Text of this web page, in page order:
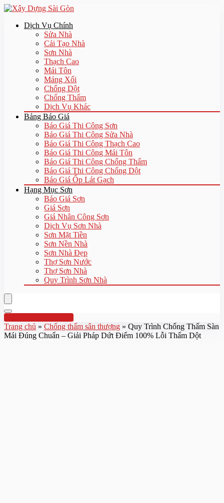
Dịch Vụ Chính
Sửa Nhà
Cải Tạo Nhà
Sơn Nhà
Thạch Cao
Mái Tôn
Máng Xối
Chống Dột
Chống Thấm
Dịch Vụ Khác
Bảng Báo Giá
Báo Giá Thi Công Sơn
Báo Giá Thi Công Sửa Nhà
Báo Giá Thi Công Thạch Cao
Báo Giá Thi Công Mái Tôn
Báo Giá Thi Công Chống Thấm
Báo Giá Thi Công Chống Dột
Báo Giá Ốp Lát Gạch
Hạng Mục Sơn
Báo Giá Sơn
Giá Sơn
Giá Nhân Công Sơn
Dịch Vụ Sơn Nhà
Sơn Mặt Tiền
Sơn Nền Nhà
Sơn Nhà Đẹp
Thợ Sơn Nước
Thợ Sơn Nhà
Quy Trình Sơn Nhà
Hotline:0961 894 472
Trang chủ » Chống thấm sân thượng » Quy Trình Chống Thấm Sàn
Mái Đúng Chuẩn – Giải Pháp Dứt Điểm 100% Lỗi Thấm Dột